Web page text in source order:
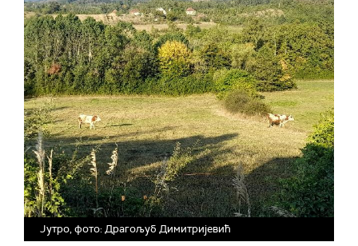
Јутро, фото: Драгољуб Димитријевић